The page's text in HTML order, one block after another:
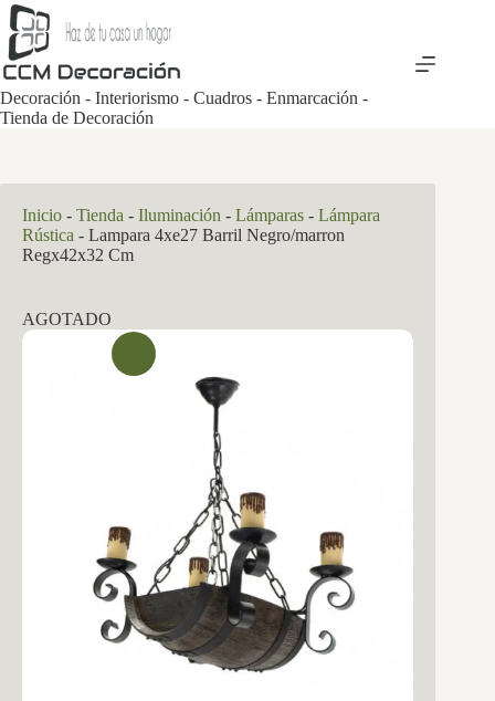
Saltar
al
contenido
Decoración - Interiorismo - Cuadros - Enmarcación -
Tienda de Decoración
Inicio - Tienda - Iluminación - Lámparas - Lámpara
Rústica - Lampara 4xe27 Barril Negro/marron
Regx42x32 Cm
AGOTADO